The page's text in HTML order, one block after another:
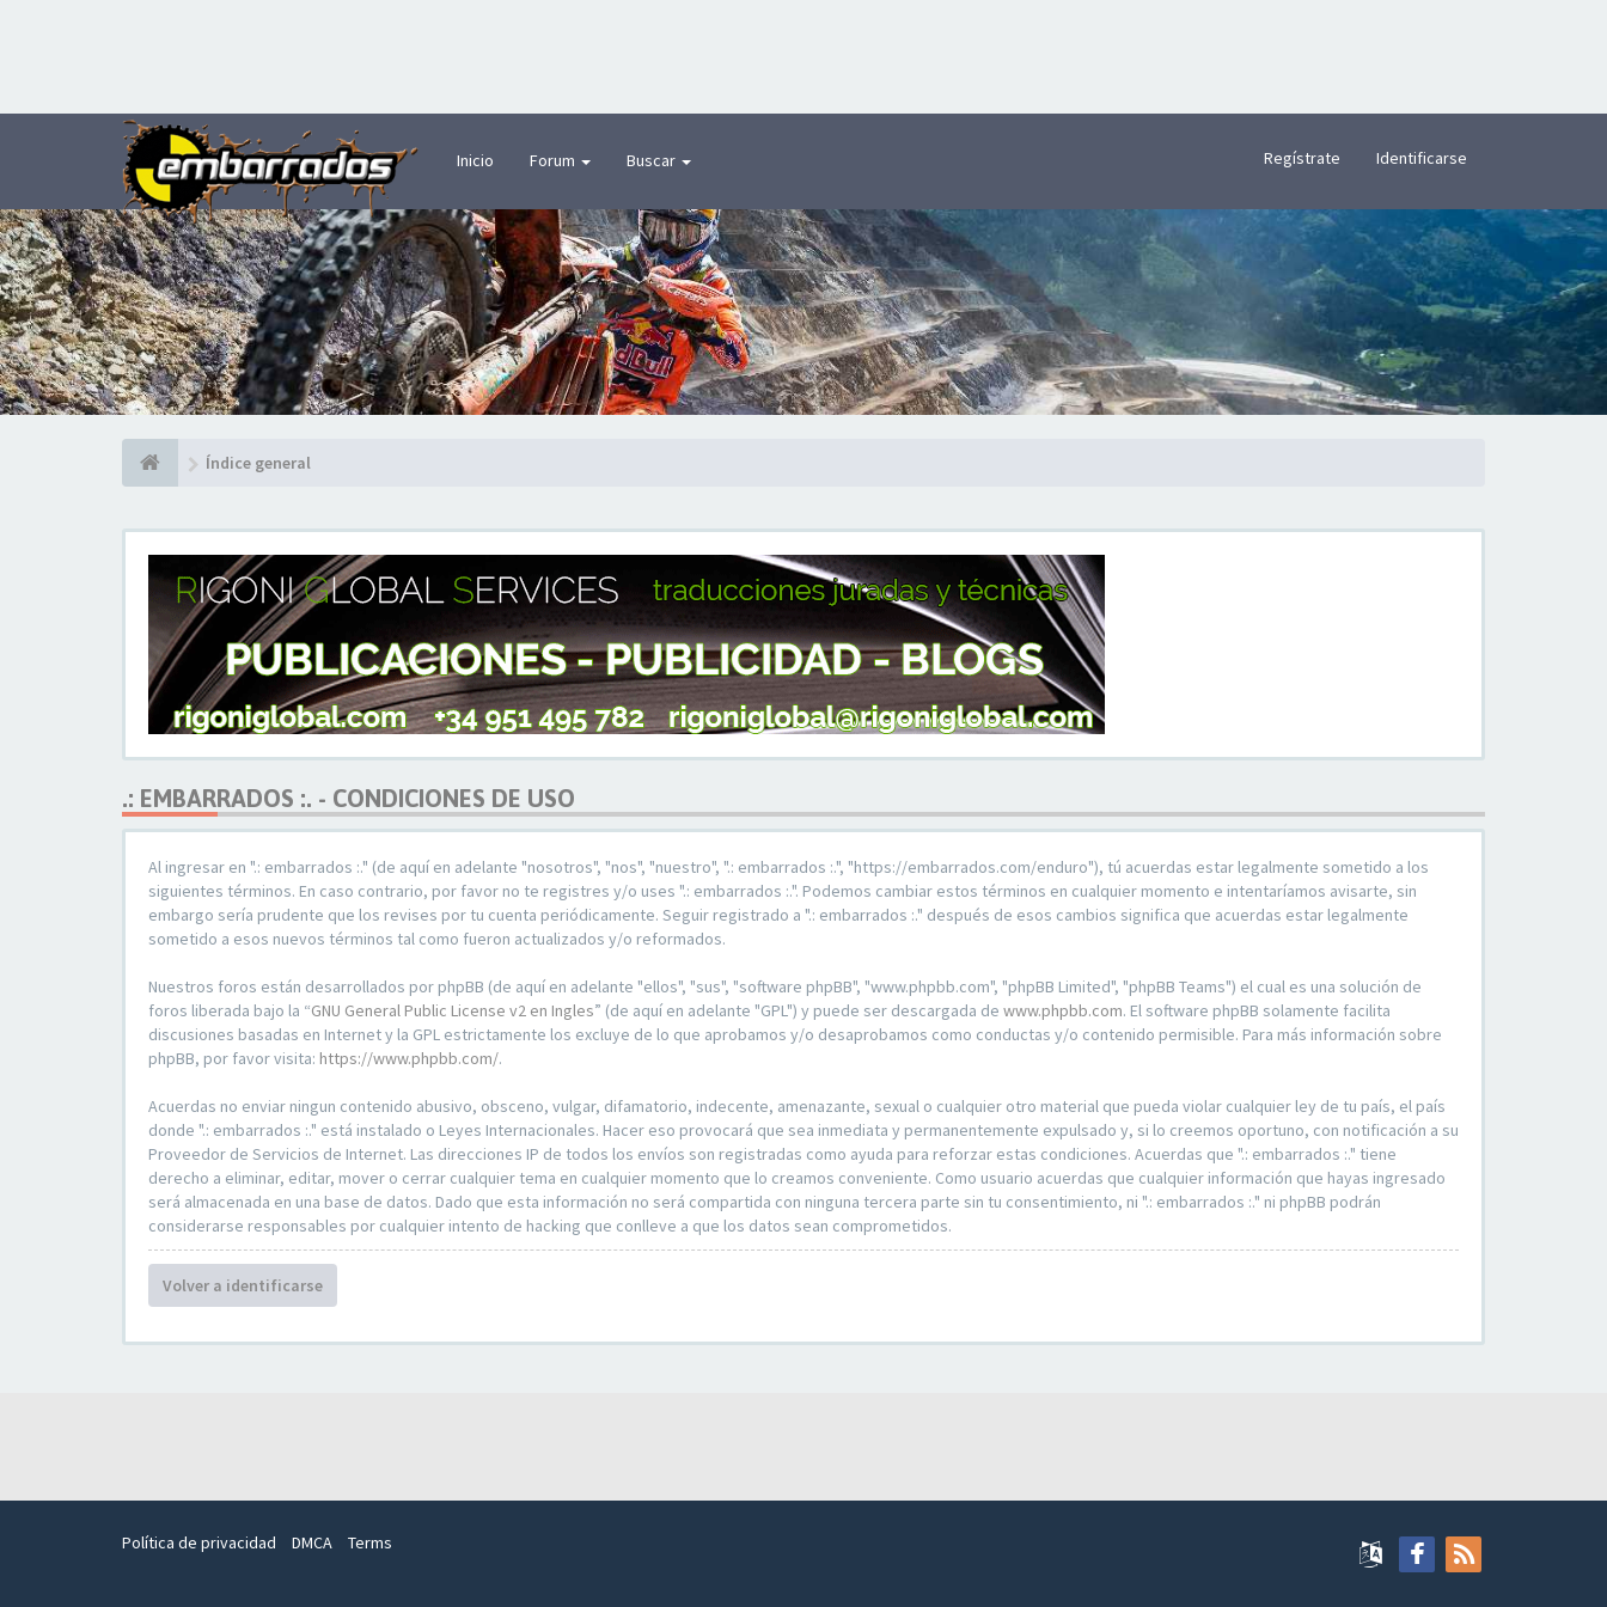
Inicio Forum Buscar Regístrate Identificarse
Índice general
.: EMBARRADOS :. - CONDICIONES DE USO
Al ingresar en ".: embarrados :." (de aquí en adelante "nosotros", "nos", "nuestro", ".: embarrados :.", "https://embarrados.com/enduro"), tú acuerdas estar legalmente sometido a los
siguientes términos. En caso contrario, por favor no te registres y/o uses ".: embarrados :.". Podemos cambiar estos términos en cualquier momento e intentaríamos avisarte, sin
embargo sería prudente que los revises por tu cuenta periódicamente. Seguir registrado a ".: embarrados :." después de esos cambios significa que acuerdas estar legalmente
sometido a esos nuevos términos tal como fueron actualizados y/o reformados.
Nuestros foros están desarrollados por phpBB (de aquí en adelante "ellos", "sus", "software phpBB", "www.phpbb.com", "phpBB Limited", "phpBB Teams") el cual es una solución de
foros liberada bajo la “GNU General Public License v2 en Ingles” (de aquí en adelante "GPL") y puede ser descargada de www.phpbb.com. El software phpBB solamente facilita
discusiones basadas en Internet y la GPL estrictamente los excluye de lo que aprobamos y/o desaprobamos como conductas y/o contenido permisible. Para más información sobre
phpBB, por favor visita: https://www.phpbb.com/.
Acuerdas no enviar ningun contenido abusivo, obsceno, vulgar, difamatorio, indecente, amenazante, sexual o cualquier otro material que pueda violar cualquier ley de tu país, el país
donde ".: embarrados :." está instalado o Leyes Internacionales. Hacer eso provocará que sea inmediata y permanentemente expulsado y, si lo creemos oportuno, con notificación a su
Proveedor de Servicios de Internet. Las direcciones IP de todos los envíos son registradas como ayuda para reforzar estas condiciones. Acuerdas que ".: embarrados :." tiene
derecho a eliminar, editar, mover o cerrar cualquier tema en cualquier momento que lo creamos conveniente. Como usuario acuerdas que cualquier información que hayas ingresado
será almacenada en una base de datos. Dado que esta información no será compartida con ninguna tercera parte sin tu consentimiento, ni ".: embarrados :." ni phpBB podrán
considerarse responsables por cualquier intento de hacking que conlleve a que los datos sean comprometidos.
Volver a identificarse
Política de privacidad DMCA Terms